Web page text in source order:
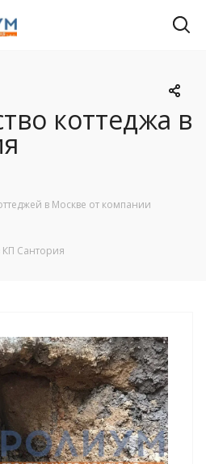
коттеджа в
в Москве от компании
КП Сантория